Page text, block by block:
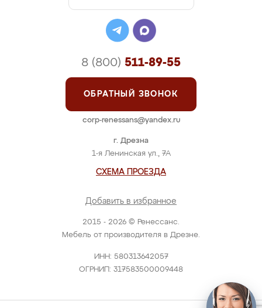
2015 - 2026 © Ренессанс.
Мебель от производителя в Дрезне.
ИНН: 580313642057
ОГРНИП: 317583500009448
г. Дрезна
1-я Ленинская ул., 7А
СХЕМА ПРОЕЗДА
Добавить в избранное
8 (800) 511-89-55
ОБРАТНЫЙ ЗВОНОК
corp-renessans@yandex.ru